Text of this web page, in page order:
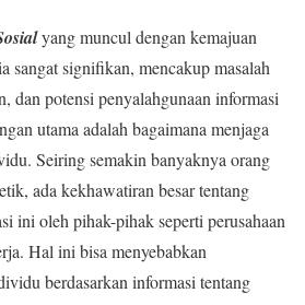
yang muncul dengan kemajuan
sangat signifikan, mencakup masalah
dan potensi penyalahgunaan informasi
utama adalah bagaimana menjaga
Seiring semakin banyaknya orang
ada kekhawatiran besar tentang
ini oleh pihak-pihak seperti perusahaan
Hal ini bisa menyebabkan
berdasarkan informasi tentang